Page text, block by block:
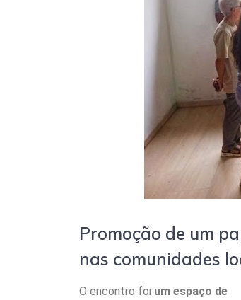
Promoção de um
nas comunidades
O encontro foi um espaço de